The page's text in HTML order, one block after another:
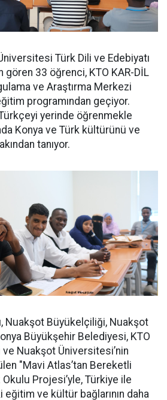
Türk Dili ve Edebiyatı
gören 33 öğrenci, KTO KAR-DİL
ve Araştırma Merkezi
programından geçiyor.
yerinde öğrenmekle
Konya ve Türk kültürünü ve
tanıyor.
Nuakşot Büyükelçiliği, Nuakşot
Büyükşehir Belediyesi, KTO
Nuakşot Üniversitesi’nin
"Mavi Atlas’tan Bereketli
Okulu Projesi’yle, Türkiye ile
eğitim ve kültür bağlarının daha